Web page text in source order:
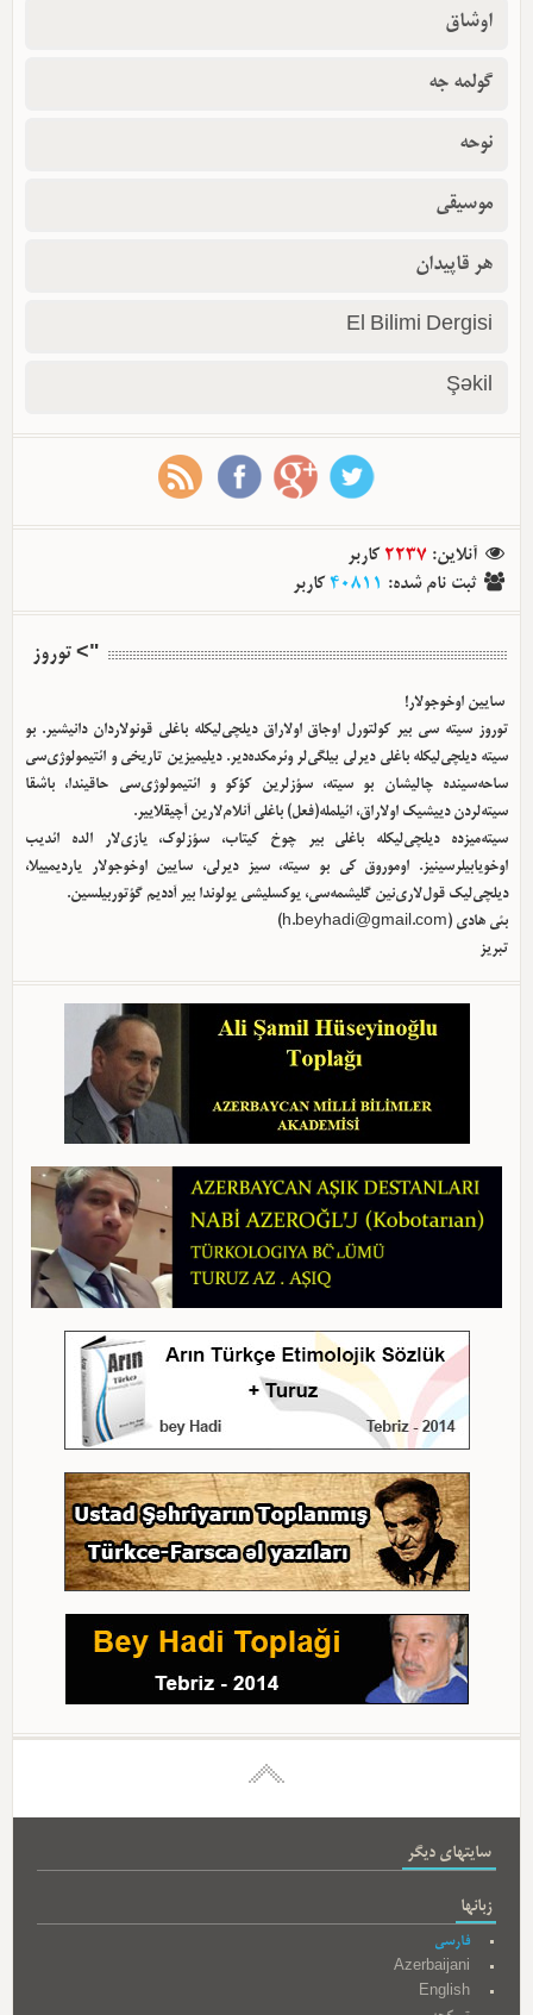
اوشاق
گولمه جه
نوحه
موسیقی
هر قاپیدان
El Bilimi Dergisi
Şəkil
آنلاین:
2237 کاربر
ثبت نام شده:
40811 کاربر
"> توروز
سایین اوخوجولار!
توروز سیته سی بیر کولتورل اوجاق اولا‌راق دیلچی‌لیکله باغلی قونولاردان دانیشیر. بو
سیته دیلچی‌لیکله باغلی دیرلی بیلگی‌لر وئرمکده‌دیر. دیلیمیزین تاریخی و ائتیمولوژی‌سی
ساحه‌سینده چالیشان بو سیته، سؤزلرین کؤکو و ائتیمولوژی‌سی حاقیندا، باشقا
سیته‌لردن دییشیک اولا‌راق، ائیلمله(فعل) باغلی آنلام‌لارین آچیقلاییر.
سیته‌میزده دیلچی‌لیکله باغلی بیر چوخ کیتاب، سؤزلوک، یازی‌لار الده ائدیب
اوخویابیلرسینیز. اوموروق کی بو سیته، سیز دیرلی، سایین اوخوجولار یاردیمییلا،
دیلچی‌لیک قول‌لاری‌نین گلیشمه‌سی، یوکسلیشی یولوندا بیر آددیم گؤتوربیلسین.
بئی هادی (h.beyhadi@gmail.com
)
تبریز
سایتهای دیگر
زبانها
فارسی
Azerbaijani
English